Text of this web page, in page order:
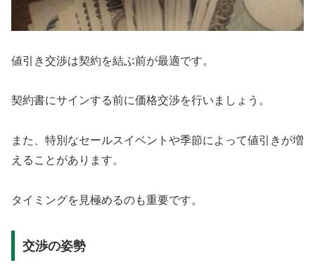
値引き交渉は契約を結ぶ前が最適です。
契約書にサインする前に価格交渉を行いましょう。
また、特別なセールスイベントや季節によって値引きが増
えることがあります。
タイミングを見極めるのも重要です。
交渉の姿勢